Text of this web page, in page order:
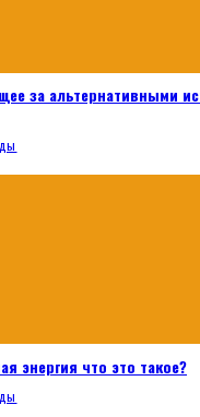
за альтернативными
энергия что это такое?